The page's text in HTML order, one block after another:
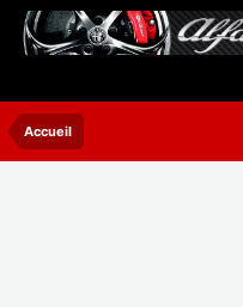
Accueil